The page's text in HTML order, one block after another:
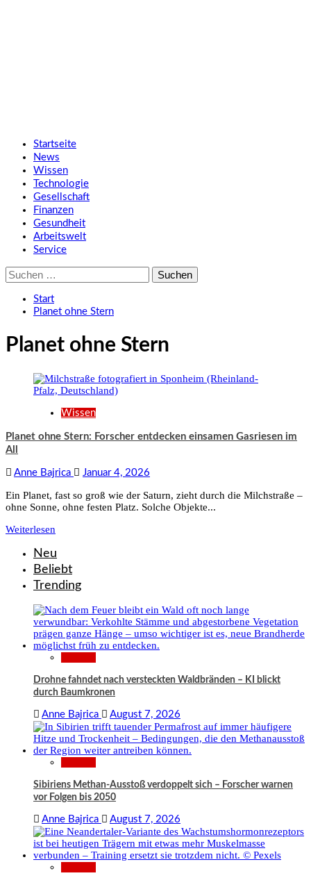
Startseite
News
Wissen
Technologie
Gesellschaft
Finanzen
Gesundheit
Arbeitswelt
Service
Suche
nach:
Start
Planet ohne Stern
Planet ohne Stern
Wissen
Planet ohne Stern: Forscher entdecken einsamen Gasriesen im
All
Anne Bajrica Januar 4, 2026
Ein Planet, fast so groß wie der Saturn, zieht durch die Milchstraße –
ohne Sonne, ohne festen Platz. Solche Objekte...
Weiterlesen
Neu
Beliebt
Trending
Drohne fahndet nach versteckten Waldbränden – KI blickt
durch Baumkronen
Anne Bajrica August 7, 2026
Sibiriens Methan-Ausstoß verdoppelt sich – Forscher warnen
vor Folgen bis 2050
Anne Bajrica August 7, 2026